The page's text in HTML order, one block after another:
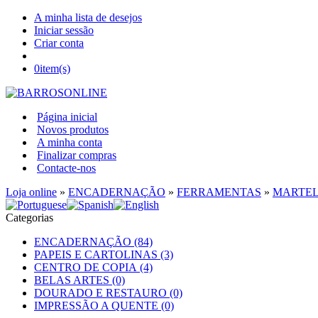
A minha lista de desejos
Iniciar sessão
Criar conta
0item(s)
Página inicial
Novos produtos
A minha conta
Finalizar compras
Contacte-nos
Loja online » ENCADERNAÇÃO » FERRAMENTAS »
Categorias
ENCADERNAÇÃO (84)
PAPEIS E CARTOLINAS (3)
CENTRO DE COPIA (4)
BELAS ARTES (0)
DOURADO E RESTAURO (0)
IMPRESSÃO A QUENTE (0)